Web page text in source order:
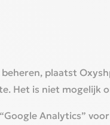
plaatst
Het is niet mogelijk
Analytics”